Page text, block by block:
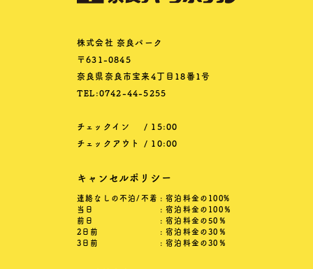
株式会社 奈良パーク
〒631-0845
奈良県奈良市宝来4丁目18番1号
TEL:0742-44-5255
チェックイン
/ 15:00
チェックアウト
/ 10:00
キャンセルポリシー
連絡なしの不泊/不着 : 宿泊料金の100%
当日
: 宿泊料金の100％
前日
: 宿泊料金の50％
2日前
: 宿泊料金の30％
3日前
: 宿泊料金の30％